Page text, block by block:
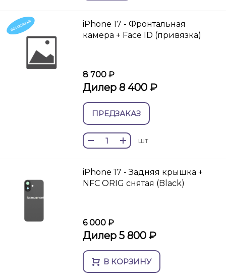
БЕЗ ОШИБКИ
iPhone 17 - Фронтальная
камера + Face ID (привязка)
8 700 ₽
Дилер 8 400 ₽
ПРЕДЗАКАЗ
шт
iPhone 17 - Задняя крышка +
NFC ORIG снятая (Black)
6 000 ₽
Дилер 5 800 ₽
В КОРЗИНУ